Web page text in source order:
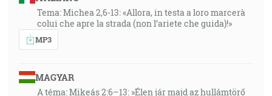
Tema: Michea 2,6-13: «Allora, in testa a loro marcerà
colui che apre la strada (non l’ariete che guida)!»
MP3
MAGYAR
A téma: Mikeás 2:6–13: »Élen jár majd az hullámtörő